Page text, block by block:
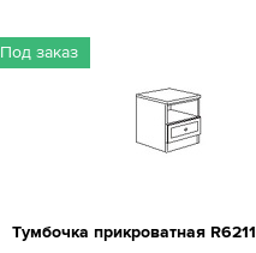
Под заказ
Тумбочка прикроватная R6211